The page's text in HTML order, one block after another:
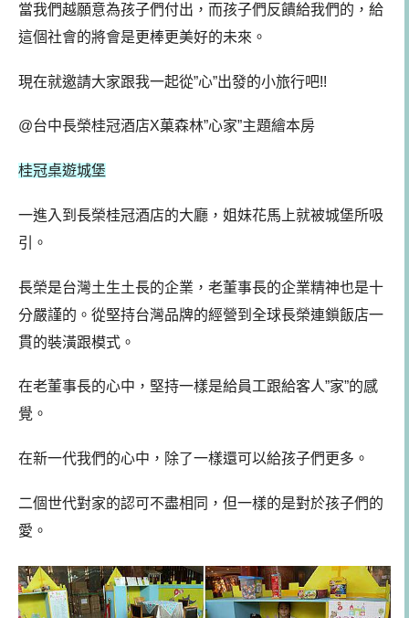
當我們越願意為孩子們付出，而孩子們反饋給我們的，給
這個社會的將會是更棒更美好的未來。
現在就邀請大家跟我一起從”心”出發的小旅行吧!!
@台中長榮桂冠酒店X菓森林”心家”主題繪本房
桂冠桌遊城堡
一進入到長榮桂冠酒店的大廳，姐妹花馬上就被城堡所吸
引。
長榮是台灣土生土長的企業，老董事長的企業精神也是十
分嚴謹的。從堅持台灣品牌的經營到全球長榮連鎖飯店一
貫的裝潢跟模式。
在老董事長的心中，堅持一樣是給員工跟給客人”家”的感
覺。
在新一代我們的心中，除了一樣還可以給孩子們更多。
二個世代對家的認可不盡相同，但一樣的是對於孩子們的
愛。